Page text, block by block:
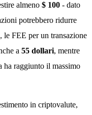
almeno $ 100 - dato
potrebbero ridurre
FEE per un transazione
a 55 dollari, mentre
ha raggiunto il massimo
in criptovalute,